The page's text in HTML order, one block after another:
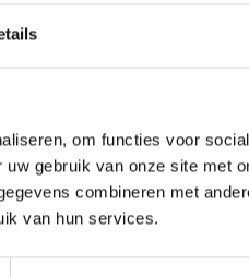
om functies voor
gebruik van onze site met
combineren met
van hun services.Kunnen